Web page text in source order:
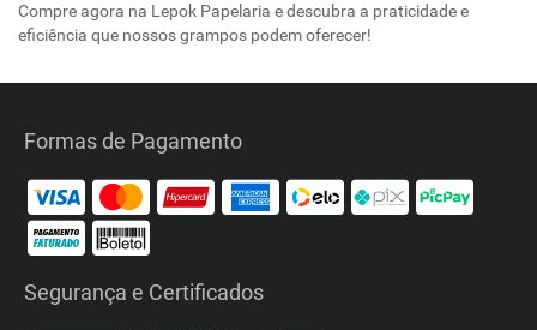
Compre agora na Lepok Papelaria e descubra a praticidade e
eficiência que nossos grampos podem oferecer!
Formas de Pagamento
Segurança e Certificados